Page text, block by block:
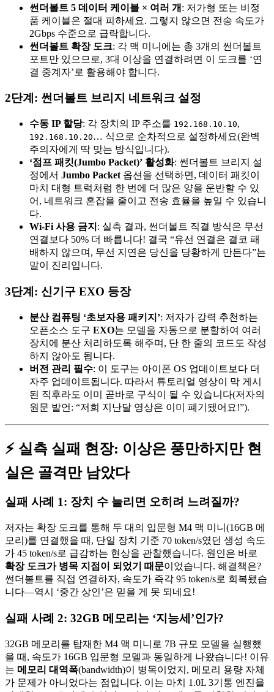
썬더볼트 5 데이터 케이블 × 여러 개 : 저가형 또는 비정
품 케이블은 절대 피하세요. 그렇지 않으면 전송 속도가
2Gbps 수준으로 급락합니다.
썬더볼트 확장 도크: 각 맥 미니에는 총 3개의 썬더볼트
포트만 있으므로, 3대 이상을 연결하려면 이 도크를 ‘연
결 중계자’로 활용해야 합니다.
2단계: 썬더볼트 브리지 네트워크 설정
수동 IP 할당: 각 장치의 IP 주소를 192.168.10.10,
192.168.10.20… 식으로 순차적으로 설정하세요(완벽
주의자에게 딱 맞는 방식입니다).
‘점프 패킷(Jumbo Packet)’ 활성화: 썬더볼트 브리지 설
정에서 Jumbo Packet 옵션을 선택하면, 데이터 패킷이
마치 대형 트럭처럼 한 번에 더 많은 양을 운반할 수 있
어, 네트워크 혼잡을 줄이고 전송 효율을 높일 수 있습니
다.
Wi-Fi 사용 금지 : 실측 결과, 썬더볼트 직결 방식은 무선
연결보다 50% 더 빠릅니다! 결국 “유선 연결은 결코 패
배하지 않으며, 무선 지연은 당신을 당황하게 만든다”는
말이 진리입니다.
3단계: 신기구 EXO 등장
분산 컴퓨팅 ‘초보자용 패키지’: 저자가 강력 추천하는
오픈소스 도구 EXO는 모델을 자동으로 분할하여 여러
장치에 분산 처리하도록 해주며, 단 한 줄의 코드도 작성
하지 않아도 됩니다.
버전 관리 필수: 이 도구는 아이폰 OS 업데이트보다 더
자주 업데이트됩니다. 따라서 튜토리얼 영상이 막 게시
된 직후라도 이미 곧바로 구식이 될 수 있습니다(저자의
원문 발언: “저희 지난달 영상은 이미 폐기됐어요!”).
⚡ 실측 실패 현장: 이상은 풍만하지만 현
실은 골격만 남았다
실패 사례 1: 장치 수 늘리면 오히려 느려질까?
저자는 확장 도크를 통해 두 대의 입문형 M4 맥 미니(16GB 메
모리)를 연결했을 때, 단일 장치 기준 70 token/s였던 생성 속도
가 45 token/s로 급감하는 현상을 관찰했습니다. 원인은 바로
확장 도크가 병목 지점이 되었기 때문이었습니다. 해결책은?
썬더볼트를 직접 연결하자, 속도가 즉각 95 token/s로 회복됐습
니다—역시 ‘중간 상인’은 믿을 게 못 되네요!
실패 사례 2: 32GB 메모리는 ‘지능세’인가?
32GB 메모리를 탑재한 M4 맥 미니로 7B 규모 모델을 실행했
을 때, 속도가 16GB 입문형 모델과 동일하게 나왔습니다! 이유
는 메모리 대역폭(bandwidth)이 병목이었지, 메모리 용량 자체
가 문제가 아니었다는 점입니다. 이는 마치 1.0L 3기통 엔진을